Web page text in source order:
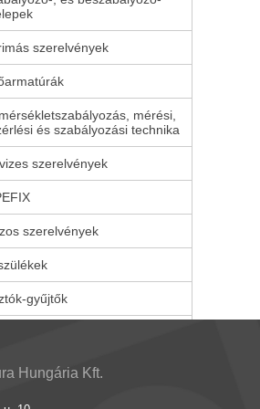
szerelvények
mérési,
és szabályozási technika
szerelvények
szerelvények
gyűjtők
Hungária Kft.